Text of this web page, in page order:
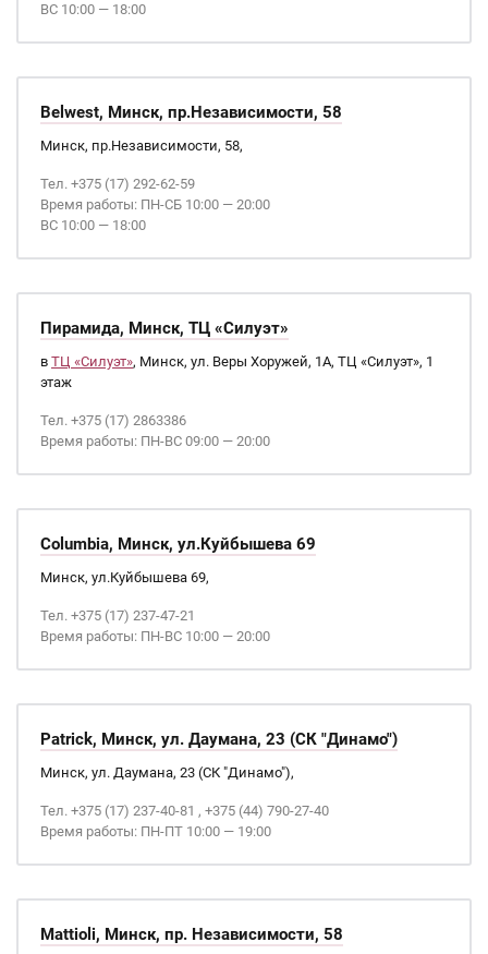
ВС 10:00 — 18:00
Belwest, Минск, пр.Независимости, 58
Минск, пр.Независимости, 58,
Тел. +375 (17) 292-62-59
Время работы: ПН-СБ 10:00 — 20:00
ВС 10:00 — 18:00
Пирамида, Минск, ТЦ «Силуэт»
в ТЦ «Силуэт», Минск, ул. Веры Хоружей, 1А, ТЦ «Силуэт», 1
этаж
Тел. +375 (17) 2863386
Время работы: ПН-ВС 09:00 — 20:00
Columbia, Минск, ул.Куйбышева 69
Минск, ул.Куйбышева 69,
Тел. +375 (17) 237-47-21
Время работы: ПН-ВС 10:00 — 20:00
Patrick, Минск, ул. Даумана, 23 (СК "Динамо")
Минск, ул. Даумана, 23 (СК "Динамо"),
Тел. +375 (17) 237-40-81 , +375 (44) 790-27-40
Время работы: ПН-ПТ 10:00 — 19:00
Mattioli, Минск, пр. Независимости, 58